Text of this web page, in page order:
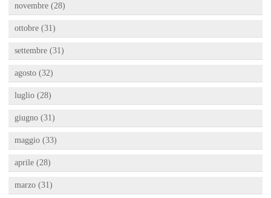
novembre (28)
ottobre (31)
settembre (31)
agosto (32)
luglio (28)
giugno (31)
maggio (33)
aprile (28)
marzo (31)